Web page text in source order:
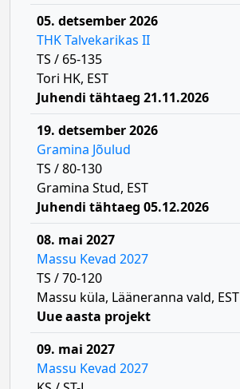
05. detsember 2026
THK Talvekarikas II
TS / 65-135
Tori HK, EST
Juhendi tähtaeg 21.11.2026
19. detsember 2026
Gramina Jõulud
TS / 80-130
Gramina Stud, EST
Juhendi tähtaeg 05.12.2026
08. mai 2027
Massu Kevad 2027
TS / 70-120
Massu küla, Lääneranna vald, EST
Uue aasta projekt
09. mai 2027
Massu Kevad 2027